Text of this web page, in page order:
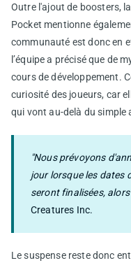
Outre l'ajout de boosters,
Pocket mentionne
communauté est donc en
l’équipe a précisé que de
cours de développement.
curiosité des joueurs, car
qui vont au-delà du simple
"Nous prévoyons
jour lorsque les dates
seront finalisées,
Creatures Inc.
Le suspense reste donc